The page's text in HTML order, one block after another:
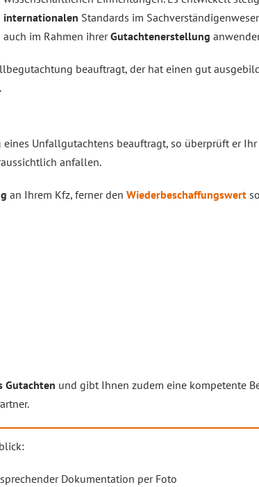
internationalen Standards im
auch im Rahmen ihrerGutachtenerstellung
beauftragt, der hat einen gut
Unfallgutachtens beauftragt, so überprüft er
anfallen.
an Ihrem Kfz, ferner den Wiederbeschaffungswert
Gutachten und gibt Ihnen zudem eine kompetente
Dokumentation per Foto